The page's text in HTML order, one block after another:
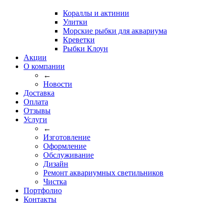
Кораллы и актинии
Улитки
Морские рыбки для аквариума
Креветки
Рыбки Клоун
Акции
О компании
←
Новости
Доставка
Оплата
Отзывы
Услуги
←
Изготовление
Оформление
Обслуживание
Дизайн
Ремонт аквариумных светильников
Чистка
Портфолио
Контакты